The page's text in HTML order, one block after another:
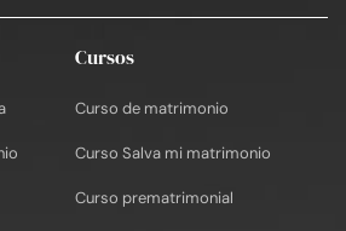
Cursos
Curso de matrimonio
Curso Salva mi matrimonio
Curso prematrimonial